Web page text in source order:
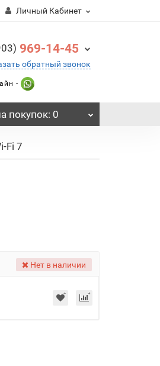
Личный Кабинет
969-14-45
обратный звонок
-
покупок: 0
Fi 7
Нет в наличии